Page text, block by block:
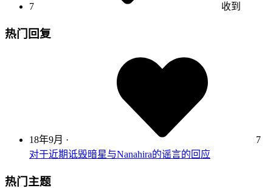
7 收到
热门回复
18年9月 ·
7
对于近期诋毁暗星与Nanahira的谣言的回应
热门主题